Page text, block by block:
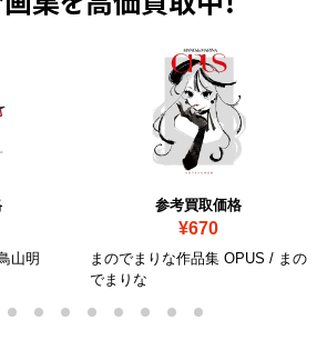
山明
参考買取価格
¥670
まのでまりな作品集 OPUS / まの
でまりな